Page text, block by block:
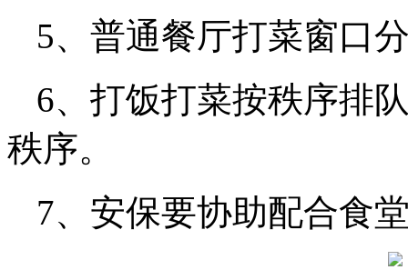
5、普通餐厅打菜窗口
6、打饭打菜按秩序排
秩序。
7、安保要协助配合食